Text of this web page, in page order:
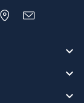


